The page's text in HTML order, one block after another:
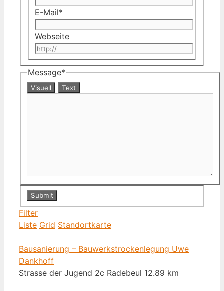
E-Mail*
Webseite
Message*
Visuell Text
Filter
Liste Grid Standortkarte
Bausanierung – Bauwerkstrockenlegung Uwe
Dankhoff
Strasse der Jugend 2c Radebeul 12.89 km